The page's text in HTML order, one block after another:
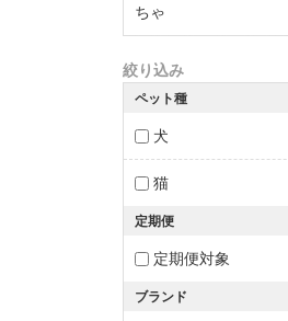
ちゃ
絞り込み
ペット種
犬
猫
定期便
定期便対象
ブランド